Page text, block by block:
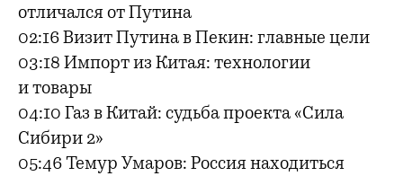
отличался от Путина
02:16 Визит Путина в Пекин: главные цели
03:18 Импорт из Китая: технологии
и товары
04:10 Газ в Китай: судьба проекта «Сила
Сибири 2»
05:46 Темур Умаров: Россия находиться